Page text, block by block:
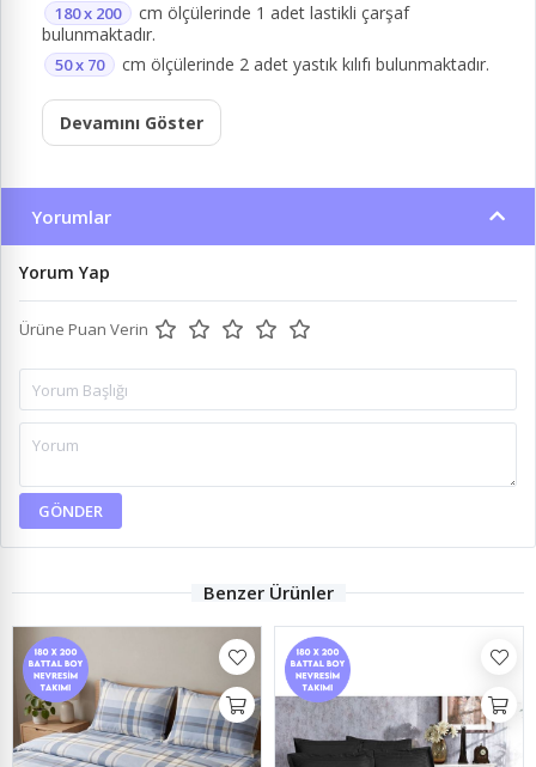
180 x 200
cm ölçülerinde 1 adet lastikli çarşaf
bulunmaktadır.
50 x 70 cm ölçülerinde 2 adet yastık kılıfı bulunmaktadır.
Devamını Göster
Yorumlar
Yorum Yap
Ürüne Puan Verin
GÖNDER
Benzer Ürünler